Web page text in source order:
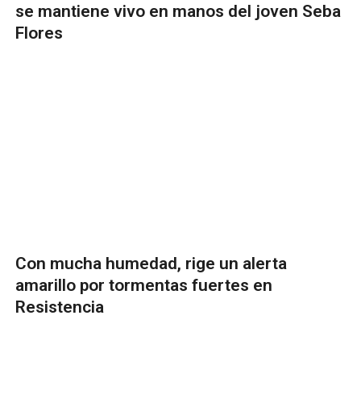
se mantiene vivo en manos del joven Seba
Flores
Con mucha humedad, rige un alerta
amarillo por tormentas fuertes en
Resistencia